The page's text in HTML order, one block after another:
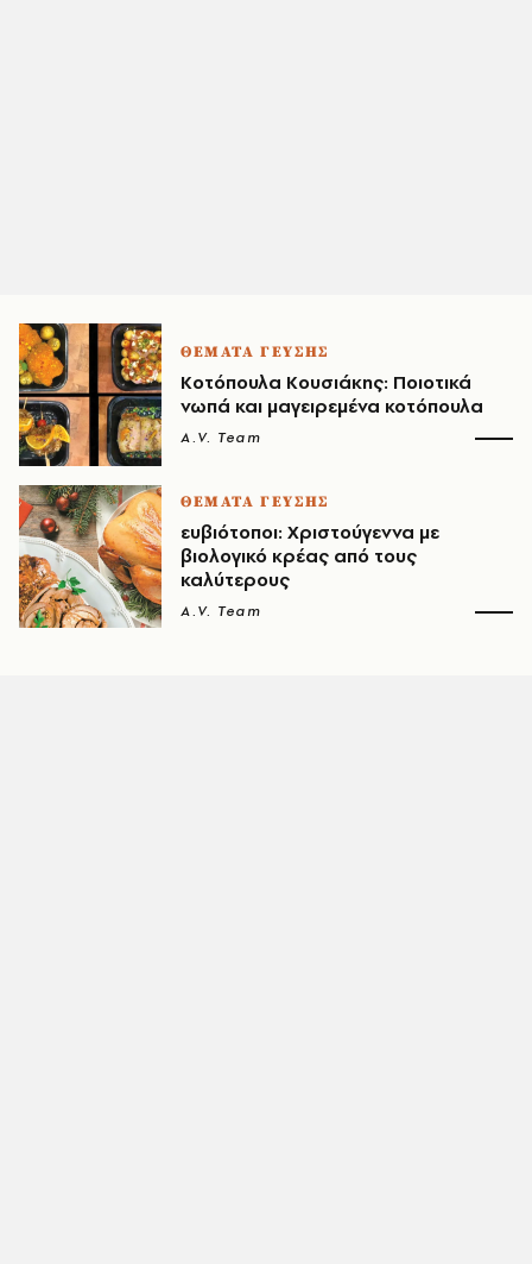
ΘΕΜΑΤΑ ΓΕΥΣΗΣ
Κοτόπουλα Κουσιάκης: Ποιοτικά
νωπά και μαγειρεμένα κοτόπουλα
A.V. Team
ΘΕΜΑΤΑ ΓΕΥΣΗΣ
ευβιότοποι: Χριστούγεννα με
βιολογικό κρέας από τους
καλύτερους
A.V. Team